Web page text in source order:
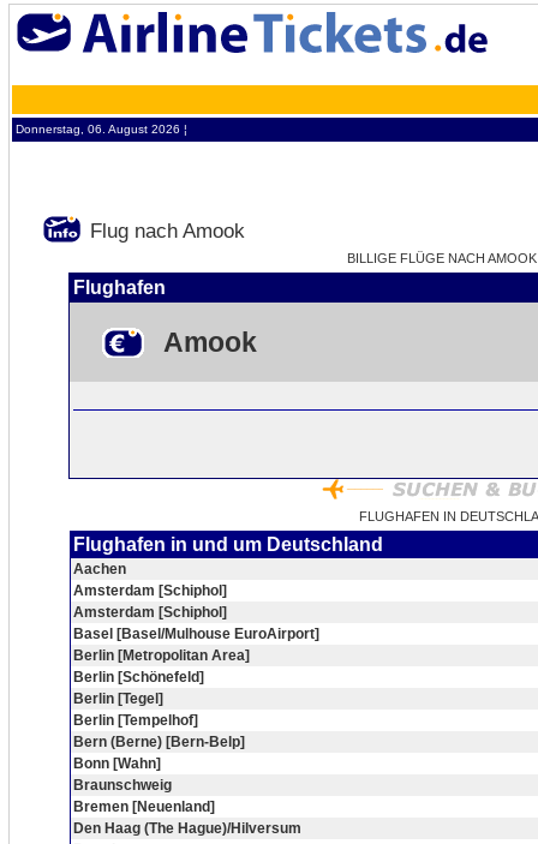
Donnerstag, 06. August 2026 ¦
Flug nach Amook
BILLIGE FLÜGE NACH
Flughafen
Amook
FLUGHAFEN IN
Flughafen in und um Deutschland
Aachen
Amsterdam [Schiphol]
Amsterdam [Schiphol]
Basel [Basel/Mulhouse EuroAirport]
Berlin [Metropolitan Area]
Berlin [Schönefeld]
Berlin [Tegel]
Berlin [Tempelhof]
Bern (Berne) [Bern-Belp]
Bonn [Wahn]
Braunschweig
Bremen [Neuenland]
Den Haag (The Hague)/Hilversum